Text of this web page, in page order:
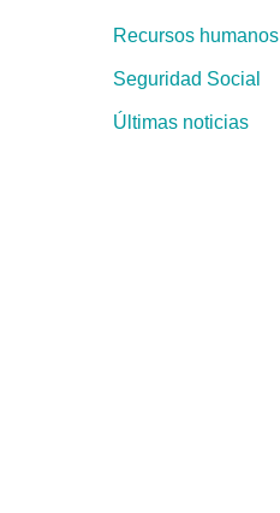
Recursos humanos
Seguridad Social
Últimas noticias